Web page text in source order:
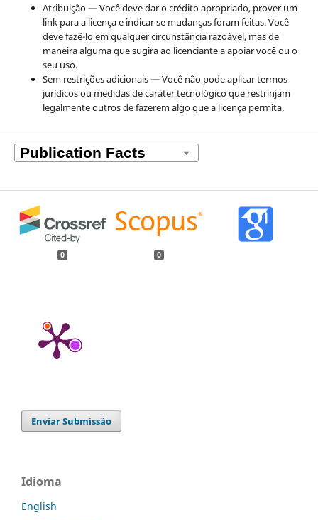
Atribuição — Você deve dar o crédito apropriado, prover um
link para a licença e indicar se mudanças foram feitas. Você
deve fazê-lo em qualquer circunstância razoável, mas de
maneira alguma que sugira ao licenciante a apoiar você ou o
seu uso.
Sem restrições adicionais — Você não pode aplicar termos
jurídicos ou medidas de caráter tecnológico que restrinjam
legalmente outros de fazerem algo que a licença permita.
0 0
Enviar Submissão
Idioma
English